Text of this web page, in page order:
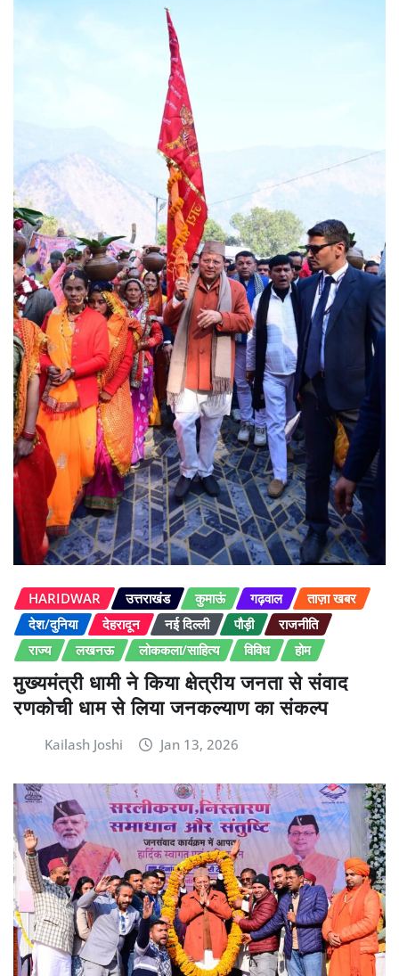
HARIDWAR उत्तराखंड कुमाऊं गढ़वाल
ताज़ा खबर
देश/दुनिया
देहरादून नई दिल्ली पौड़ी
राजनीति
राज्य
लखनऊ लोककला/साहित्य विविध होम
मुख्यमंत्री धामी ने किया क्षेत्रीय जनता से संवाद
रणकोची धाम से लिया जनकल्याण का संकल्प
Kailash Joshi Jan 13, 2026